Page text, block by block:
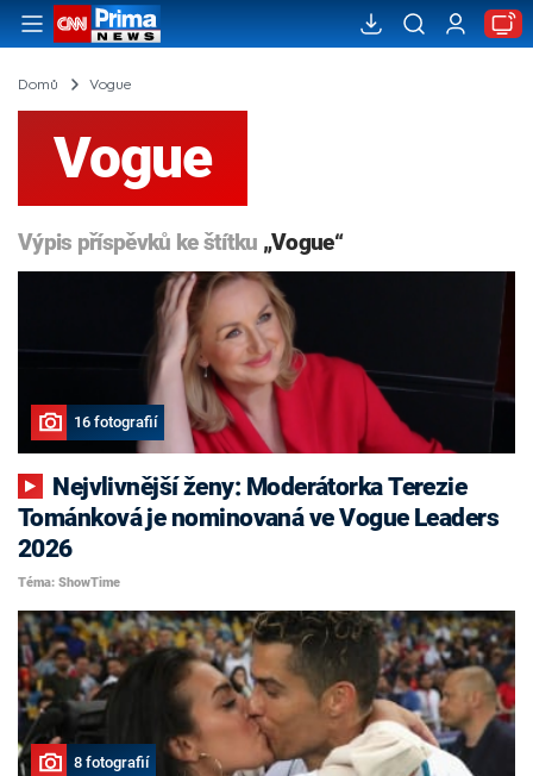
Domů Vogue
Vogue
Výpis příspěvků ke štítku „Vogue“
16 fotografií
Tománková je nominovaná ve Vogue Leaders
2026
Téma: ShowTime
8 fotografií